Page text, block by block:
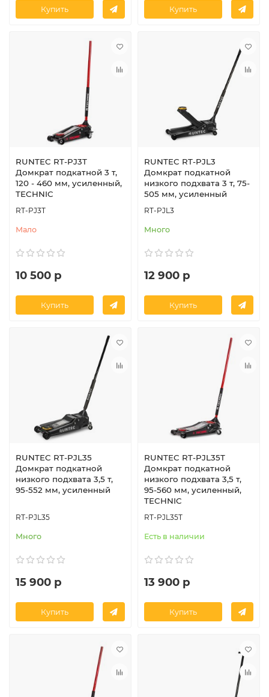
Купить Купить
RUNTEC RT-PJ3T
Домкрат подкатной 3 т,
120 - 460 мм, усиленный,
TECHNIC
RT-PJ3T
Мало
10 500 р
Купить
RUNTEC RT-PJL3
Домкрат подкатной
низкого подхвата 3 т, 75-
505 мм, усиленный
RT-PJL3
Много
12 900 р
Купить
RUNTEC RT-PJL35
Домкрат подкатной
низкого подхвата 3,5 т,
95-552 мм, усиленный
RT-PJL35
Много
15 900 р
Купить
RUNTEC RT-PJL35T
Домкрат подкатной
низкого подхвата 3,5 т,
95-560 мм, усиленный,
TECHNIC
RT-PJL35T
Есть в наличии
13 900 р
Купить